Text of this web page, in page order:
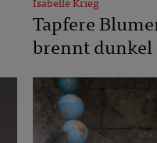
Isabelle Krieg
Tapfere
brennt dunkel